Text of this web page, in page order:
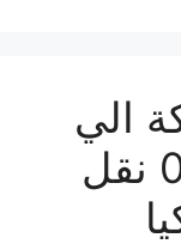
الي
تركيا 0555915287 نقل